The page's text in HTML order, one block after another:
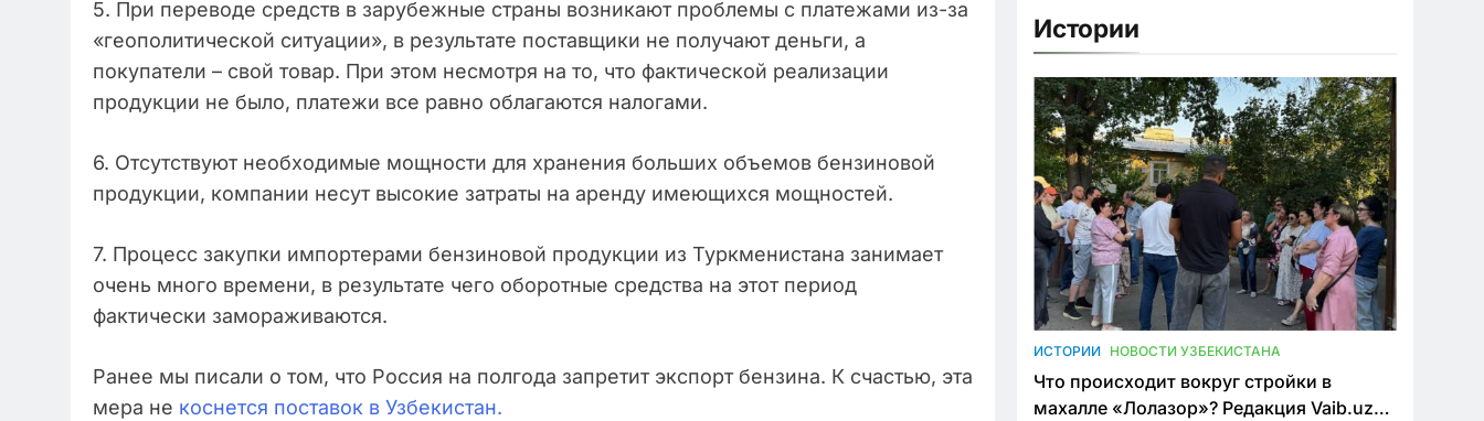
5. При переводе средств в зарубежные страны возникают проблемы с платежами из-за
«геополитической ситуации», в результате поставщики не получают деньги, а
покупатели – свой товар. При этом несмотря на то, что фактической реализации
продукции не было, платежи все равно облагаются налогами.
6. Отсутствуют необходимые мощности для хранения больших объемов бензиновой
продукции, компании несут высокие затраты на аренду имеющихся мощностей.
7. Процесс закупки импортерами бензиновой продукции из Туркменистана занимает
очень много времени, в результате чего оборотные средства на этот период
фактически замораживаются.
Ранее мы писали о том, что Россия на полгода запретит экспорт бензина. К счастью, эта
мера не коснется поставок в Узбекистан.
Истории
ИСТОРИИ НОВОСТИ УЗБЕКИСТАНА
Что происходит вокруг стройки в
махалле «Лолазор»? Редакция Vaib.uz